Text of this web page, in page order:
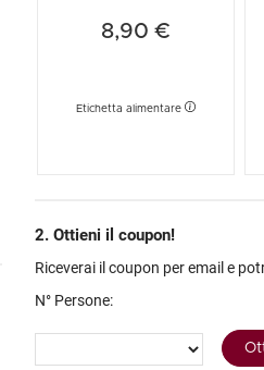
8,90 €
Etichetta alimentare
2. Ottieni il coupon!
Riceverai il coupon per email e
N° Persone: